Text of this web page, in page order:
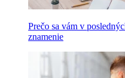
Prečo sa vám v
znamenie